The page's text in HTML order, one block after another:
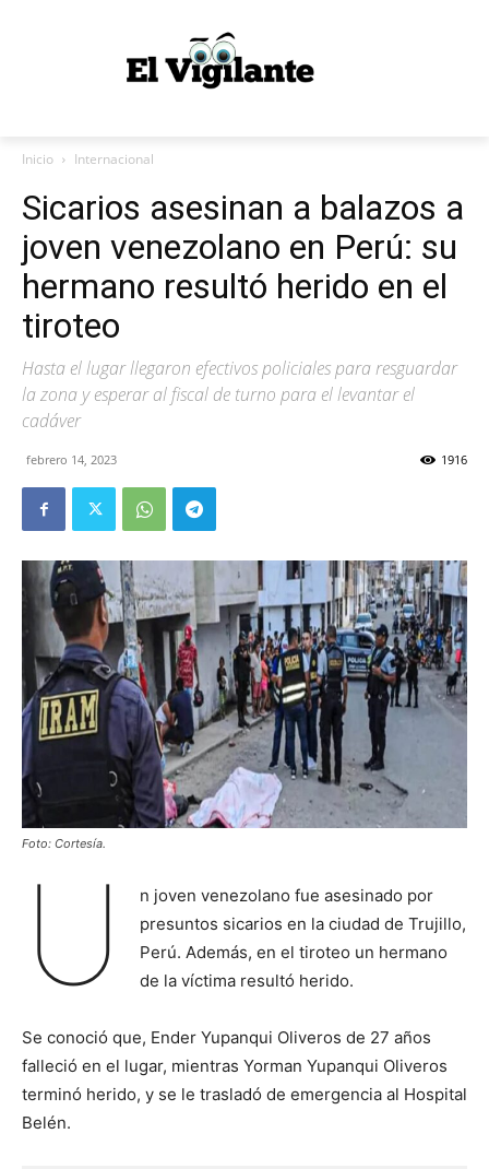
Inicio Internacional
Sicarios asesinan a balazos a
joven venezolano en Perú: su
hermano resultó herido en el
tiroteo
Hasta el lugar llegaron efectivos policiales para resguardar
la zona y esperar al fiscal de turno para el levantar el
cadáver
febrero 14, 2023 1916
Foto: Cortesía.
U
n joven venezolano fue asesinado por
presuntos sicarios en la ciudad de Trujillo,
Perú. Además, en el tiroteo un hermano
de la víctima resultó herido.
Se conoció que, Ender Yupanqui Oliveros de 27 años
falleció en el lugar, mientras Yorman Yupanqui Oliveros
terminó herido, y se le trasladó de emergencia al Hospital
Belén.